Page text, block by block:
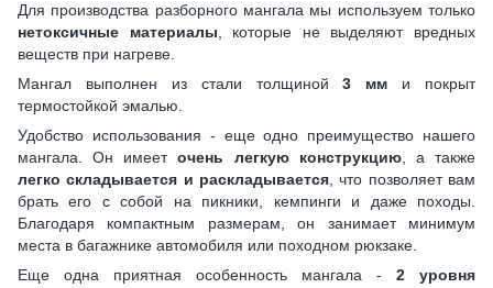
Для производства разборного мангала мы используем только
нетоксичные материалы , которые не выделяют вредных
веществ при нагреве.
Мангал выполнен из стали толщиной3 мм и покрыт
термостойкой эмалью.
Удобство использования - еще одно преимущество нашего
мангала. Он имееточень легкую конструкцию, а также
легко складывается и раскладывается , что позволяет вам
брать его с собой на пикники, кемпинги и даже походы.
Благодаря компактным размерам, он занимает минимум
места в багажнике автомобиля или походном рюкзаке.
Еще одна приятная особенность мангала - 2 уровня